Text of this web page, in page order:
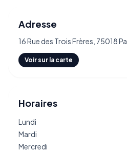
Adresse
16 Rue des Trois Frères, 75018
Voir sur la carte
Horaires
Lundi
Mardi
Mercredi